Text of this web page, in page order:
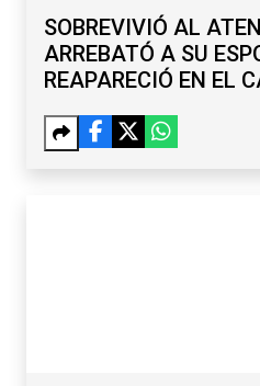
SOBREVIVIÓ AL
ARREBATÓ A SU
REAPARECIÓ EN EL